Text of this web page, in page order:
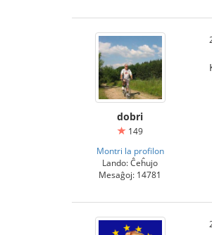
dobri
149
Montri la profilon
Lando: Ĉeĥujo
Mesaĝoj: 14781